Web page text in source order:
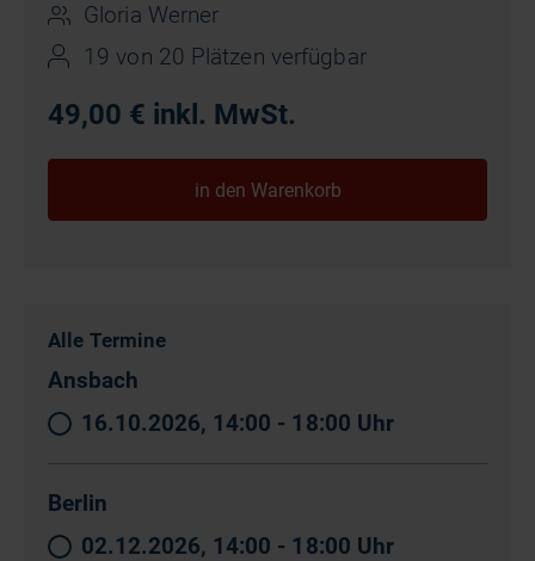
Gloria Werner
19 von 20 Plätzen verfügbar
49,00 € inkl. MwSt.
Alle Termine
Ansbach
16.10.2026, 14:00 - 18:00 Uhr
Berlin
02.12.2026, 14:00 - 18:00 Uhr